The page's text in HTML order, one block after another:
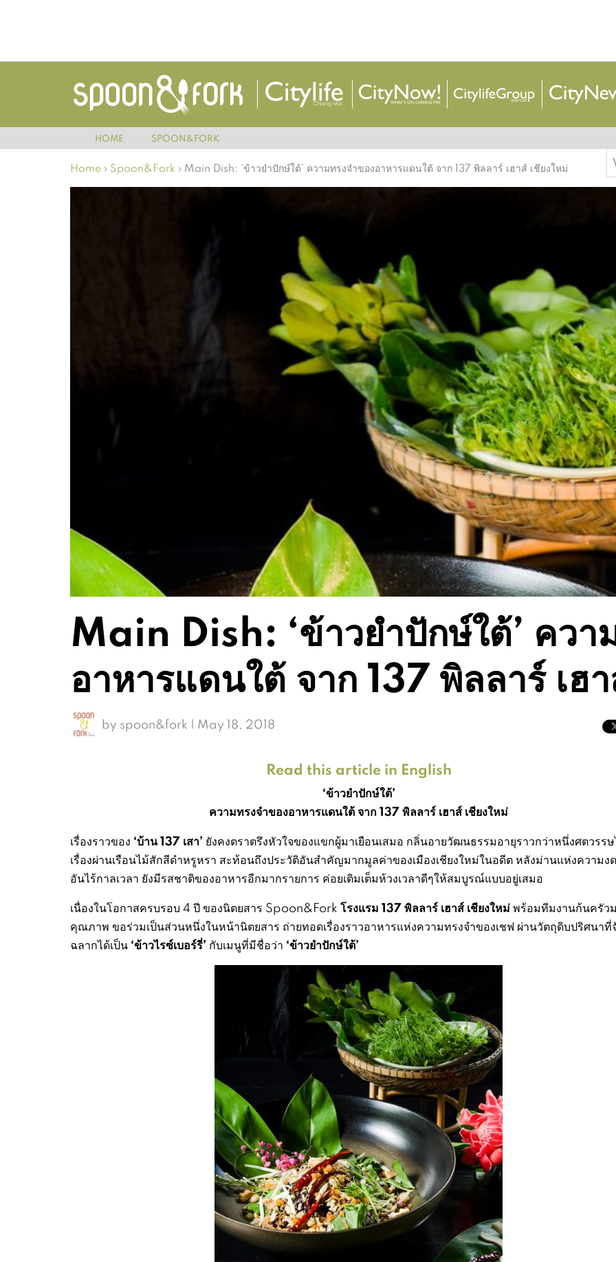
HOME SPOON&FORK
Home › Spoon&Fork › Main Dish: ‘ข้าวยำปักษ์ใต้’ ความทรงจำของอาหารแดนใต้ จาก 137 พิลลาร์ เฮาส์ เชียงใหม่
Main Dish: ‘ข้าวยำปักษ์ใต้’ ควา
อาหารแดนใต้ จาก 137 พิลลาร์ เฮ
by spoon&fork | May 18, 2018
Read this article in English
‘ข้าวยำปักษ์ใต้’
ความทรงจำของอาหารแดนใต้ จาก 137 พิลลาร์ เฮาส์ เชียงใหม่
เรื่องราวของ ‘บ้าน 137 เสา’ ยังคงตราตรึงหัวใจของแขกผู้มาเยือนเสมอ กลิ่นอายวัฒนธรรมอายุราวกว่าหนึ่งศตวรรษ
เรื่องผ่านเรือนไม้สักสีดำหรูหรา สะท้อนถึงประวัติอันสำคัญมากมูลค่าของเมืองเชียงใหม่ในอดีต หลังม่านแห่งความง
อันไร้กาลเวลา ยังมีรสชาติของอาหารอีกมากรายการ ค่อยเติมเต็มห้วงเวลาดีๆให้สมบูรณ์แบบอยู่เสมอ
เนื่องในโอกาสครบรอบ 4 ปี ของนิตยสาร Spoon&Fork โรงแรม 137 พิลลาร์ เฮาส์ เชียงใหม่พร้อมทีมงานก้นครัว
คุณภาพ ขอร่วมเป็นส่วนหนึ่งในหน้านิตยสาร ถ่ายทอดเรื่องราวอาหารแห่งความทรงจำของเชฟ ผ่านวัตถุดิบปริศนาที่
ฉลากได้เป็น ‘ข้าวไรซ์เบอร์รี่’ กับเมนูที่มีชื่อว่า ‘ข้าวยำปักษ์ใต้’